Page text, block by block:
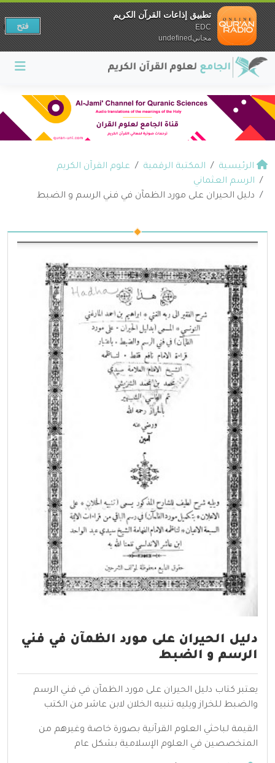
الرئيسية المكتبة الرقمية
علوم القرآن الكريم
الرسم العثماني
دليل الحيران على مورد الظمآن في فني الرسم و الضبط
دليل الحيران على مورد الظمآن في فني
الرسم و الضبط
يعتبر كتاب دليل الحيران على مورد الظمآن في فني الرسم
والضبط للخراز ويليه تنبيه الخلان لابن عاشر من الكتب
القيمة لباحثي العلوم القرآنية بصورة خاصة وغيرهم من
المتخصصين في العلوم الإسلامية بشكل عام
تطبيق إذاعات القرآن الكريم
EDC
مجانيundefined
فتح